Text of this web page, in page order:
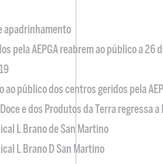
apadrinhamento
pela AEPGA reabrem ao público a 26
ao público dos centros geridos pela
e dos Produtos da Terra regressa
L Brano de San Martino
L Brano D San Martino